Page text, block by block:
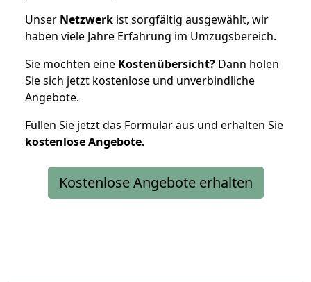
Unser Netzwerk ist sorgfältig ausgewählt, wir
haben viele Jahre Erfahrung im Umzugsbereich.
Sie möchten eine Kostenübersicht? Dann holen
Sie sich jetzt kostenlose und unverbindliche
Angebote.
Füllen Sie jetzt das Formular aus und erhalten Sie
kostenloseAngebote.
Kostenlose Angebote erhalten